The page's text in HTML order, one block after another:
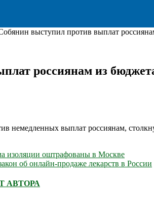
выступил против выплат
россиянам из
немедленных выплат россиянам,
изоляции оштрафованы в Москве
об онлайн-продаже лекарств в России
АВТОРА